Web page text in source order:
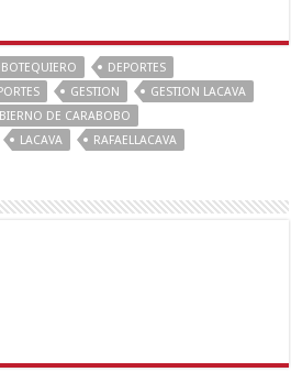
DEPORTES
GESTION
GESTION LACAVA
DE CARABOBO
LACAVA RAFAELLACAVA